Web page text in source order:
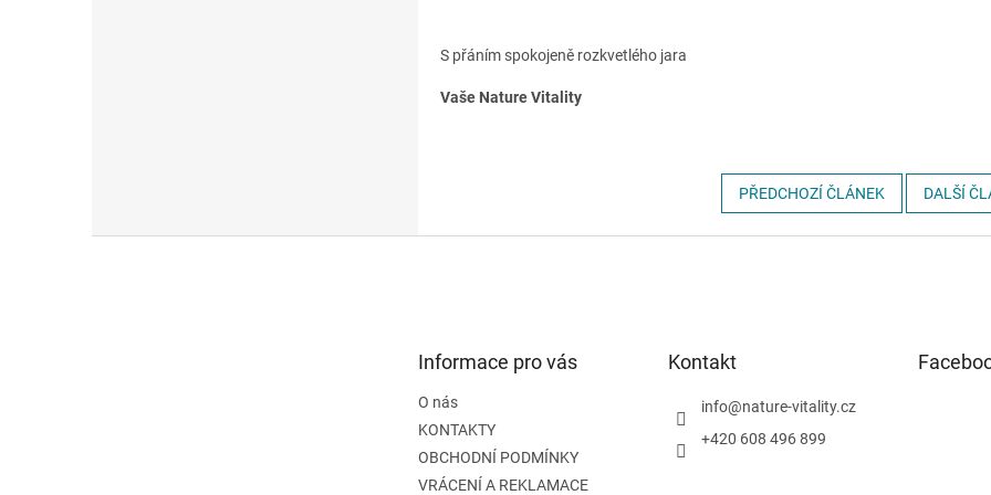
S přáním spokojeně rozkvetlého jara
Vaše Nature Vitality
PŘEDCHOZÍ ČLÁNEK DALŠÍ
Informace pro vás
O nás
KONTAKTY
OBCHODNÍ PODMÍNKY
VRÁCENÍ A REKLAMACE
Kontakt
info@nature-vitality.cz
+420 608 496 899